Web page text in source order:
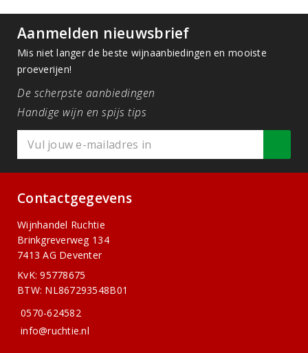
Aanmelden nieuwsbrief
Mis niet langer de beste wijnaanbiedingen en mooiste
proeverijen!
De scherpste aanbiedingen
Handige wijn en spijs tips
Contactgegevens
Wijnhandel Ruchtie
Brinkgreverweg 134
7413 AG Deventer
KvK: 95778675
BTW: NL867293548B01
0570-624582
info@ruchtie.nl